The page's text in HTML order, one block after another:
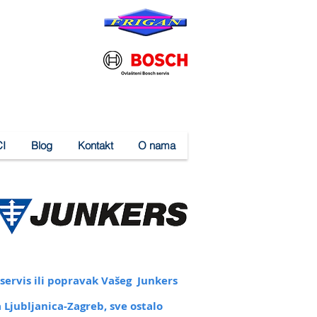
Blog Kontakt O nama
ili popravak Vašeg Junkers
Zagreb, sve ostalo